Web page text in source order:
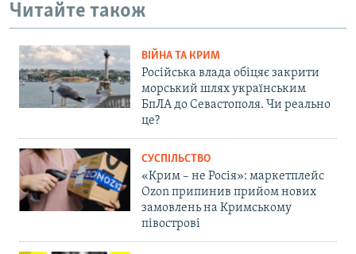
Читайте також
ВІЙНА ТА КРИМ
Російська влада обіцяє закрити
морський шлях українським
БпЛА до Севастополя. Чи реально
це?
СУСПІЛЬСТВО
«Крим – не Росія»: маркетплейс
Ozon припинив прийом нових
замовлень на Кримському
півострові